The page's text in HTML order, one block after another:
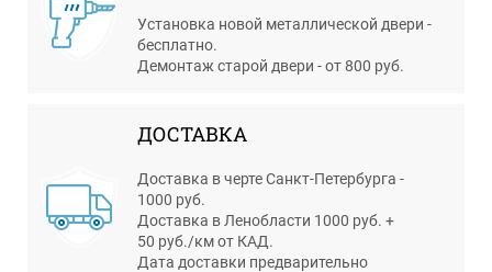
Установка новой металлической двери -
бесплатно.
Демонтаж старой двери - от 800 руб.
ДОСТАВКА
Доставка в черте Санкт-Петербурга -
1000 руб.
Доставка в Ленобласти 1000 руб. +
50 руб./км от КАД.
Дата доставки предварительно